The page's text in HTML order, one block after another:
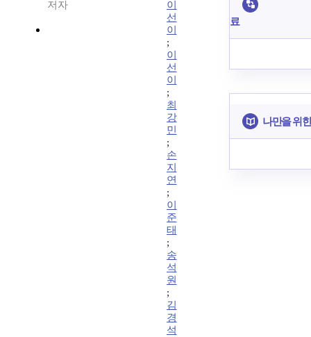
저자
이
선
이
;
이
선
이
;
최
강
민
;
손
지
연
;
이
준
태
;
송
석
원
;
김
경
석
료
나만을 위